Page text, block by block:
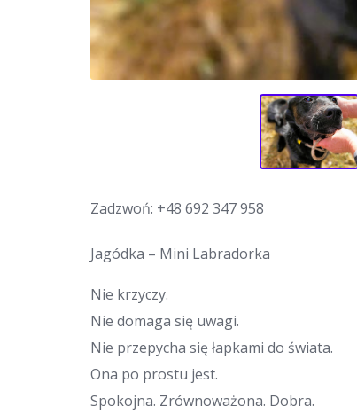
Zadzwoń: +48 692 347 958
Jagódka – Mini Labradorka
Nie krzyczy.
Nie domaga się uwagi.
Nie przepycha się łapkami do świata.
Ona po prostu jest.
Spokojna. Zrównoważona. Dobra.